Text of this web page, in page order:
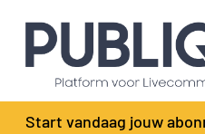
Start vandaag jouw